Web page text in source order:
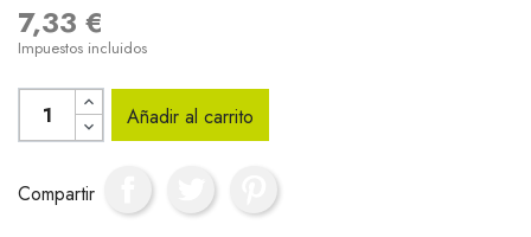
7,33 €
Impuestos incluidos
Añadir al carrito
Compartir